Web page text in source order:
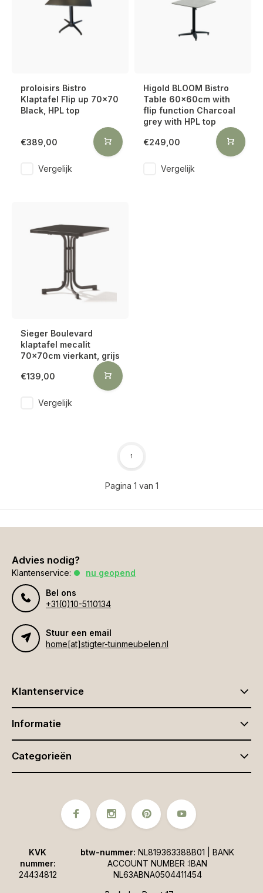
proloisirs Bistro
Klaptafel Flip up 70x70
Black, HPL top
€389,00
Vergelijk
Higold BLOOM Bistro
Table 60x60cm with
flip function Charcoal
grey with HPL top
€249,00
Vergelijk
Sieger Boulevard
klaptafel mecalit
70x70cm vierkant, grijs
€139,00
Vergelijk
Pagina 1 van 1
1
Advies nodig?
Klantenservice:
nu geopend
Bel ons
+31(0)10-5110134
Stuur een email
home[at]stigter-tuinmeubelen.nl
Klantenservice
Informatie
Categorieën
KVK
nummer:
24434812
btw-nummer: NL819363388B01 | BANK
ACCOUNT NUMBER :IBAN
NL63ABNA0504411454